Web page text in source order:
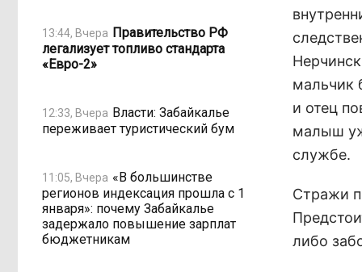
13:44, Вчера Правительство РФ
легализует топливо стандарта
«Евро-2»
12:33, Вчера Власти: Забайкалье
переживает туристический бум
11:05, Вчера «В большинстве
регионов индексация прошла с 1
января»: почему Забайкалье
задержало повышение зарплат
бюджетникам
мальчик
и отец
малыш
службе.
Стражи
либо